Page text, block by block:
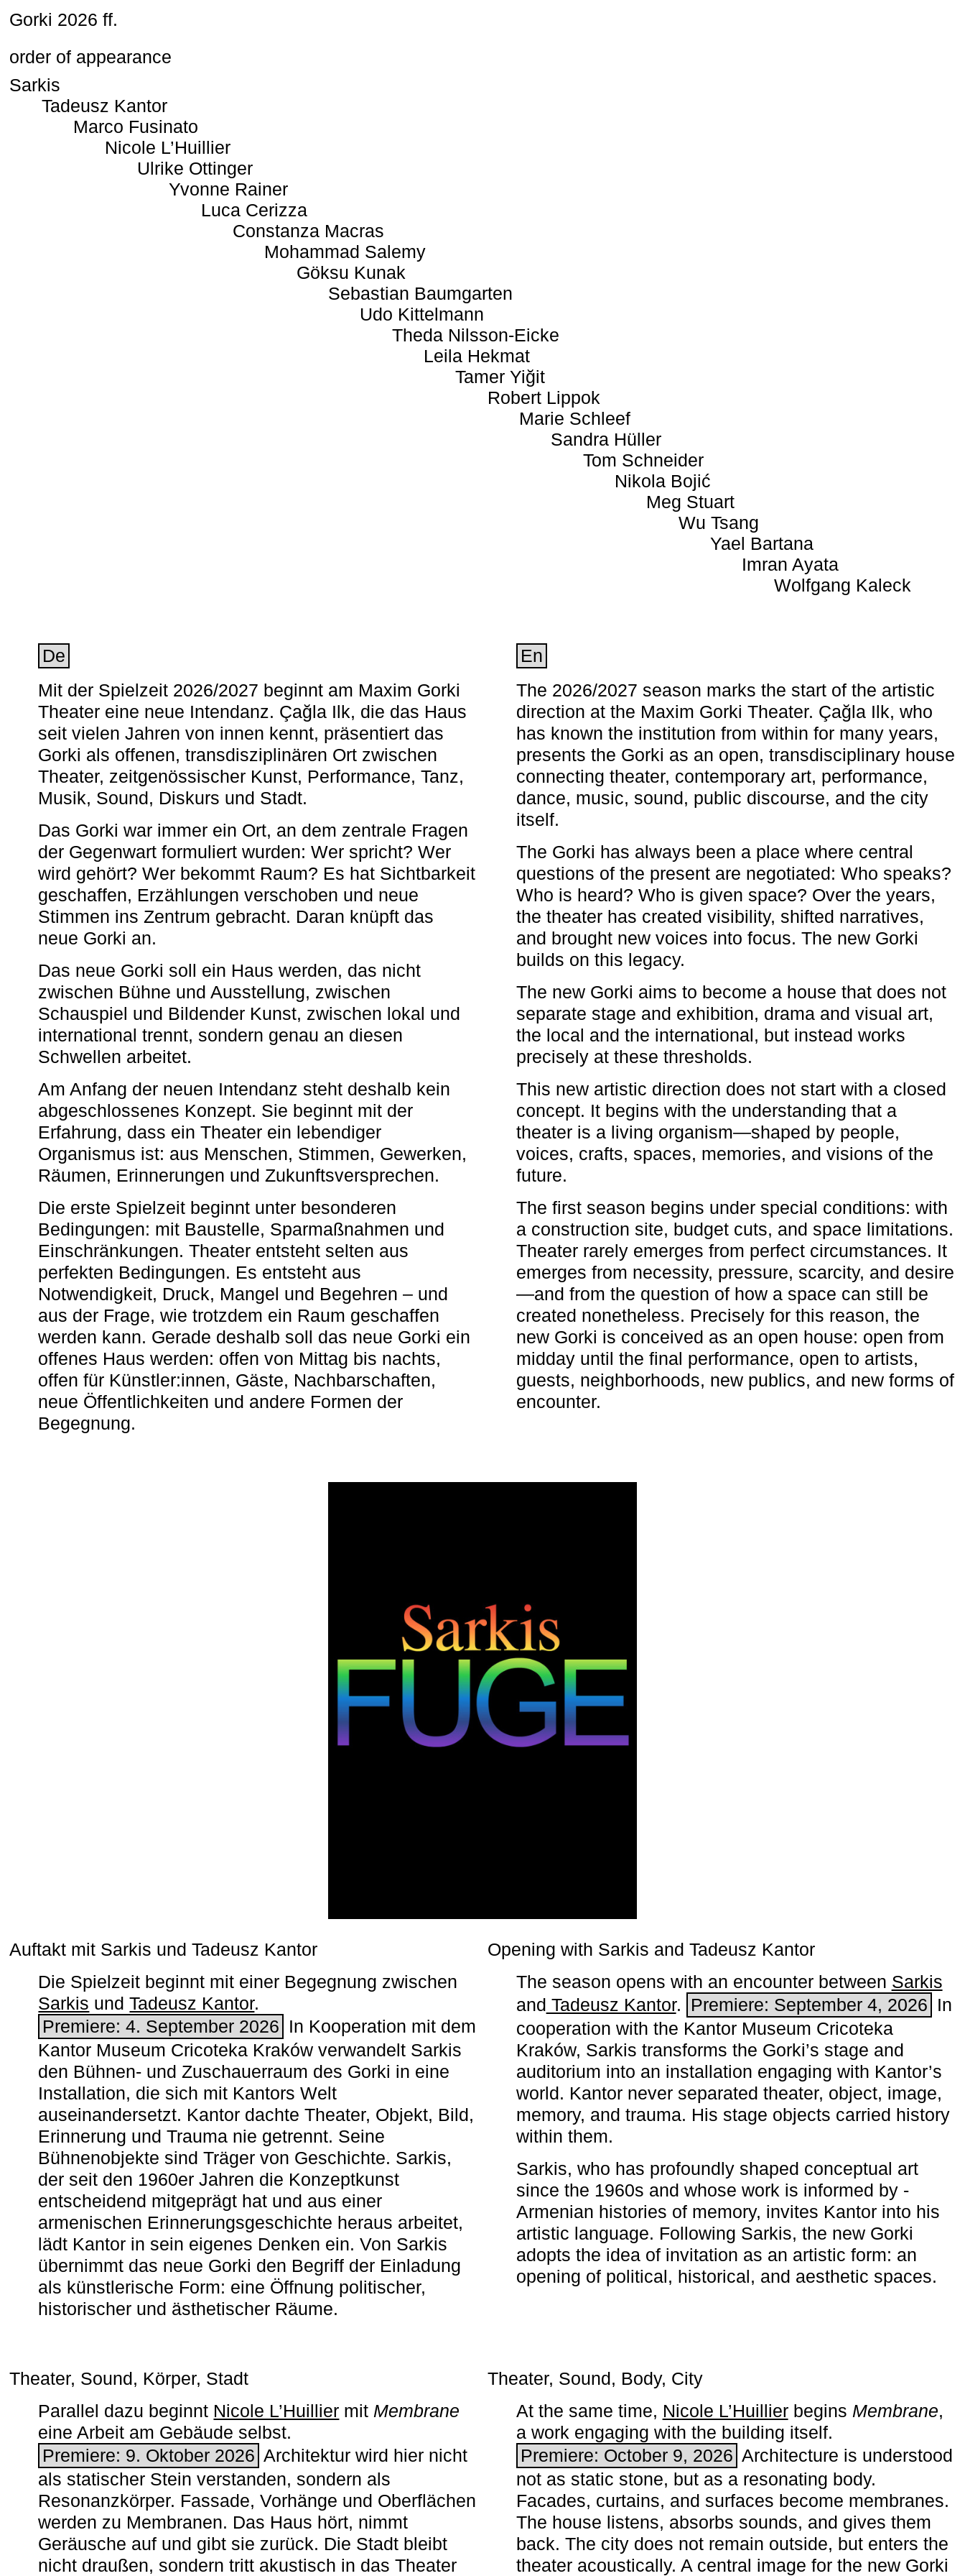
Gorki 2026 ff.
order of appearance
Sarkis
Tadeusz Kantor
Marco Fusinato
Nicole L’Huillier
Ulrike Ottinger
Yvonne Rainer
Luca Cerizza
Constanza Macras
Mohammad Salemy
Göksu Kunak
Sebastian Baumgarten
Udo Kittelmann
Theda Nilsson-Eicke
Leila Hekmat
Tamer Yiğit
Robert Lippok
Marie Schleef
Sandra Hüller
Tom Schneider
Nikola Bojić
Meg Stuart
Wu Tsang
Yael Bartana
Imran Ayata
Wolfgang Kaleck
De
Mit der Spielzeit 2026/2027 beginnt am Maxim Gorki
Theater eine neue Intendanz. Çağla Ilk, die das Haus
seit vielen Jahren von innen kennt, präsentiert das
Gorki als offenen, transdisziplinären Ort zwischen
Theater, zeitgenössischer Kunst, Performance, Tanz,
Musik, Sound, Diskurs und Stadt.
Das Gorki war immer ein Ort, an dem zentrale Fragen
der Gegenwart formuliert wurden: Wer spricht? Wer
wird gehört? Wer bekommt Raum? Es hat Sichtbarkeit
geschaffen, Erzählungen verschoben und neue
Stimmen ins Zentrum gebracht. Daran knüpft das
neue Gorki an.
Das neue Gorki soll ein Haus werden, das nicht
zwischen Bühne und Ausstellung, zwischen
Schauspiel und Bildender Kunst, zwischen lokal und
international trennt, sondern genau an diesen
Schwellen arbeitet.
Am Anfang der neuen Intendanz steht deshalb kein
abgeschlossenes Konzept. Sie beginnt mit der
Erfahrung, dass ein Theater ein lebendiger
Organismus ist: aus Menschen, Stimmen, Gewerken,
Räumen, Erinnerungen und Zukunftsversprechen.
Die erste Spielzeit beginnt unter besonderen
Bedingungen: mit Baustelle, Sparmaßnahmen und
Einschränkungen. Theater entsteht selten aus
perfekten Bedingungen. Es entsteht aus
Notwendigkeit, Druck, Mangel und Begehren – und
aus der Frage, wie trotzdem ein Raum geschaffen
werden kann. Gerade deshalb soll das neue Gorki ein
offenes Haus werden: offen von Mittag bis nachts,
offen für Künstler:innen, Gäste, Nachbarschaften,
neue Öffentlichkeiten und andere Formen der
Begegnung.
En
The 2026/2027 season marks the start of the artistic
direction at the Maxim Gorki Theater. Çağla Ilk, who
has known the institution from within for many years,
presents the Gorki as an open, transdisciplinary house
connecting theater, contemporary art, performance,
dance, music, sound, public discourse, and the city
itself.
The Gorki has always been a place where central
questions of the present are negotiated: Who speaks?
Who is heard? Who is given space? Over the years,
the theater has created visibility, shifted narratives,
and brought new voices into focus. The new Gorki
builds on this legacy.
The new Gorki aims to become a house that does not
separate stage and exhibition, drama and visual art,
the local and the international, but instead works
precisely at these thresholds.
This new artistic direction does not start with a closed
concept. It begins with the understanding that a
theater is a living organism—shaped by people,
voices, crafts, spaces, memories, and visions of the
future.
The first season begins under special conditions: with
a construction site, budget cuts, and space limitations.
Theater rarely emerges from perfect circumstances. It
emerges from necessity, pressure, scarcity, and desire
—and from the question of how a space can still be
created nonetheless. Precisely for this reason, the
new Gorki is conceived as an open house: open from
midday until the final performance, open to artists,
guests, neighborhoods, new publics, and new forms of
encounter.
Auftakt mit Sarkis und Tadeusz Kantor
Die Spielzeit beginnt mit einer Begegnung zwischen
Sarkis undTadeusz Kantor.
Premiere: 4. September 2026 In Kooperation mit dem
Kantor Museum Cricoteka Kraków verwandelt Sarkis
den Bühnen- und Zuschauerraum des Gorki in eine
Installation, die sich mit Kantors Welt
auseinandersetzt. Kantor dachte Theater, Objekt, Bild,
Erinnerung und Trauma nie getrennt. Seine
Bühnenobjekte sind Träger von Geschichte. Sarkis,
der seit den 1960er Jahren die Konzeptkunst
entscheidend mitgeprägt hat und aus einer
armenischen ­Erinnerungsgeschichte heraus arbeitet,
lädt Kantor in sein eigenes Denken ein. Von Sarkis
übernimmt das neue Gorki den Begriff der Einladung
als künstlerische Form: eine Öffnung politischer,
historischer und ästhetischer Räume.
Opening with Sarkis and Tadeusz Kantor
The season opens with an encounter between Sarkis
and Tadeusz Kantor. Premiere: September 4, 2026 In
cooperation with the ­Kantor Museum Cricoteka
Kraków, Sarkis transforms the Gorki’s stage and
auditorium into an installation engaging with Kantor’s
world. Kantor never separated theater, object, image,
memory, and trauma. His stage objects carried history
within them.
Sarkis, who has profoundly shaped conceptual art
since the 1960s and whose work is informed by ­
Armenian histories of memory, invites Kantor into his
artistic language. Following Sarkis, the new Gorki
adopts the idea of invitation as an artistic form: an
opening of political, historical, and aesthetic spaces.
Theater, Sound, Körper, Stadt
Parallel dazu beginnt Nicole L’Huillier mit ­ Membrane
eine Arbeit am Gebäude selbst.
Premiere: 9. Oktober 2026 Architektur wird hier nicht
als statischer Stein verstanden, sondern als
Resonanzkörper. Fassade, Vorhänge und Oberflächen
werden zu Membranen. Das Haus hört, nimmt
Geräusche auf und gibt sie zurück. Die Stadt bleibt
nicht draußen, sondern tritt akustisch in das Theater
Theater, Sound, Body, City
At the same time, Nicole L’Huillierbegins ­ Membrane,
a work engaging with the building itself.
Premiere: October 9, 2026 Architecture is understood
not as static stone, but as a resonating body.
Facades, curtains, and surfaces become membranes.
The house listens, absorbs sounds, and gives them
back. The city does not remain outside, but enters the
theater acoustically. A central image for the new Gorki